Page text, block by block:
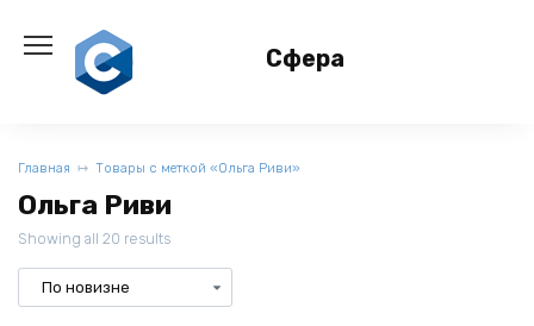
содержанию
Сфера
Главная Товары с меткой «Ольга Риви»
Ольга Риви
Showing all 20 results